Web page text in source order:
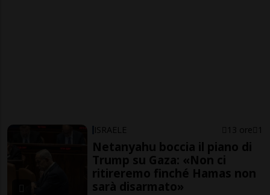
ISRAELE 13 ore 1
Netanyahu boccia il piano di
Trump su Gaza: «Non ci
ritireremo finché Hamas non
sarà disarmato»